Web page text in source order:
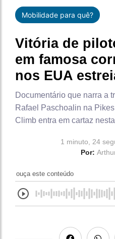
Mobilidade para quê?
Vitória de
em famosa
nos EUA
Documentário que narra a
Rafael Paschoalin na
Climb entra em cartaz
1 minuto, 24
Por:
ouça este conteúdo